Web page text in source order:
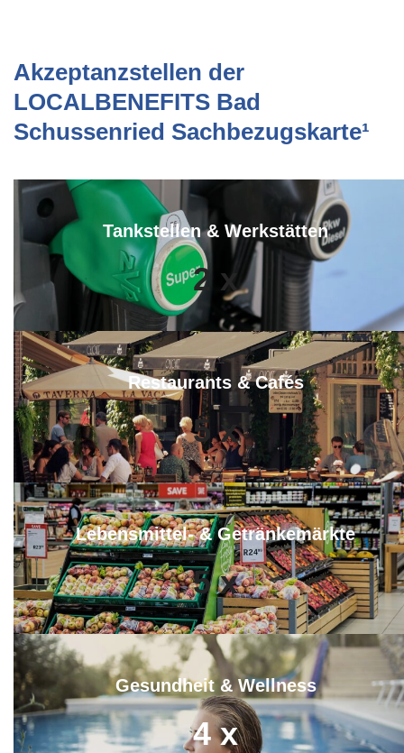
Akzeptanzstellen der
LOCALBENEFITS Bad
Schussenried Sachbezugskarte¹
Tankstellen & Werkstätten
2 x
Restaurants & Cafés
5 x
Lebensmittel- & Getränkemärkte
5 x
Gesundheit & Wellness
4 x